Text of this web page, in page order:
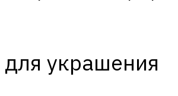
украшения